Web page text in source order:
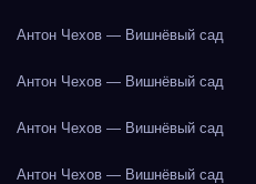
Антон Чехов — Вишнёвый сад
Антон Чехов — Вишнёвый сад
Антон Чехов — Вишнёвый сад
Антон Чехов — Вишнёвый сад